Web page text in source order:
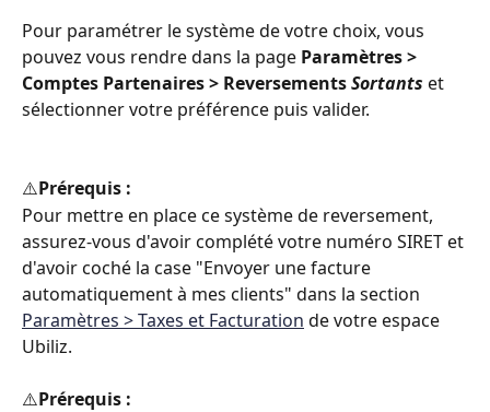
Pour paramétrer le système de votre choix, vous
pouvez vous rendre dans la page Paramètres >
Comptes Partenaires > Reversements Sortants et
sélectionner votre préférence puis valider.
⚠️Prérequis :
Pour mettre en place ce système de reversement,
assurez-vous d'avoir complété votre numéro SIRET et
d'avoir coché la case "Envoyer une facture
automatiquement à mes clients" dans la section
Paramètres > Taxes et Facturation de votre espace
Ubiliz.
⚠️Prérequis :